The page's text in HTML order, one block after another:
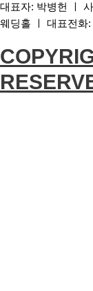
대표자: 박병헌 ㅣ
웨딩홀 ㅣ 대표전화